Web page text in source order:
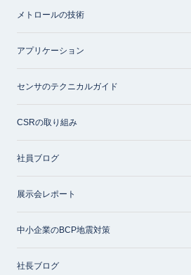
メトロールの技術
アプリケーション
センサのテクニカルガイド
CSRの取り組み
社員ブログ
展示会レポート
中小企業のBCP地震対策
社長ブログ